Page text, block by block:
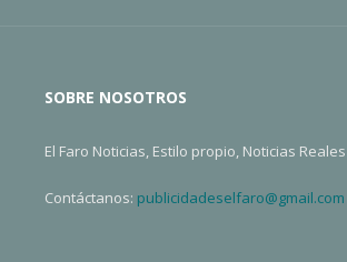
SOBRE NOSOTROS
El Faro Noticias, Estilo propio, Noticias Reales
Contáctanos: publicidadeselfaro@gmail.com